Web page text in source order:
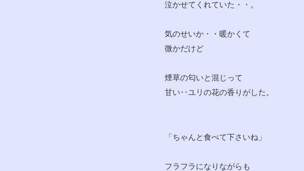
泣かせてくれていた・・。
気のせいか・・暖かくて
微かだけど
煙草の匂いと混じって
甘い･･ユリの花の香りがした。
「ちゃんと食べて下さいね」
フラフラになりながらも